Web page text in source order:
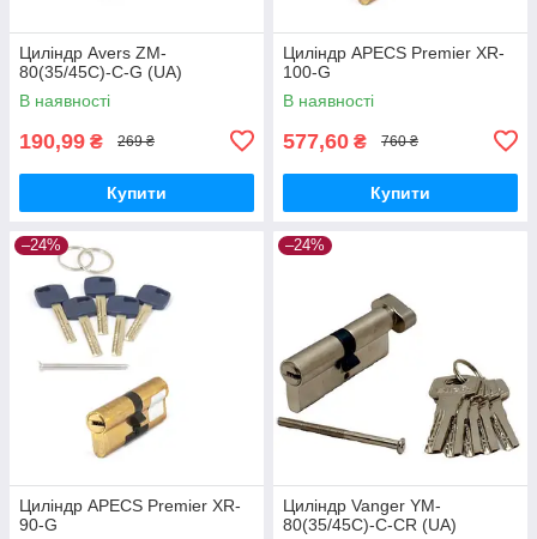
Циліндр Avers ZM-
80(35/45C)-C-G (UA)
В наявності
190,99 ₴ 269 ₴
Купити
Циліндр APECS Premier XR-
100-G
В наявності
577,60 ₴ 760 ₴
Купити
–24%
Циліндр APECS Premier XR-
90-G
–24%
Циліндр Vanger YM-
80(35/45C)-C-CR (UA)